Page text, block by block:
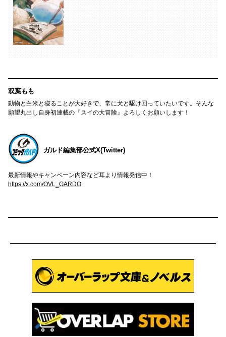
双葉もも
動物と白米と寝ることが大好きで、常に犬と駆け回っていたいです。そんな
願望丸出し自身初連載の『スイの大冒険』よろしくお願いします！
ガルド編集部公式X(Twitter)
最新情報やキャンペーン内容など耳より情報発信中！
https://x.com/OVL_GARDO